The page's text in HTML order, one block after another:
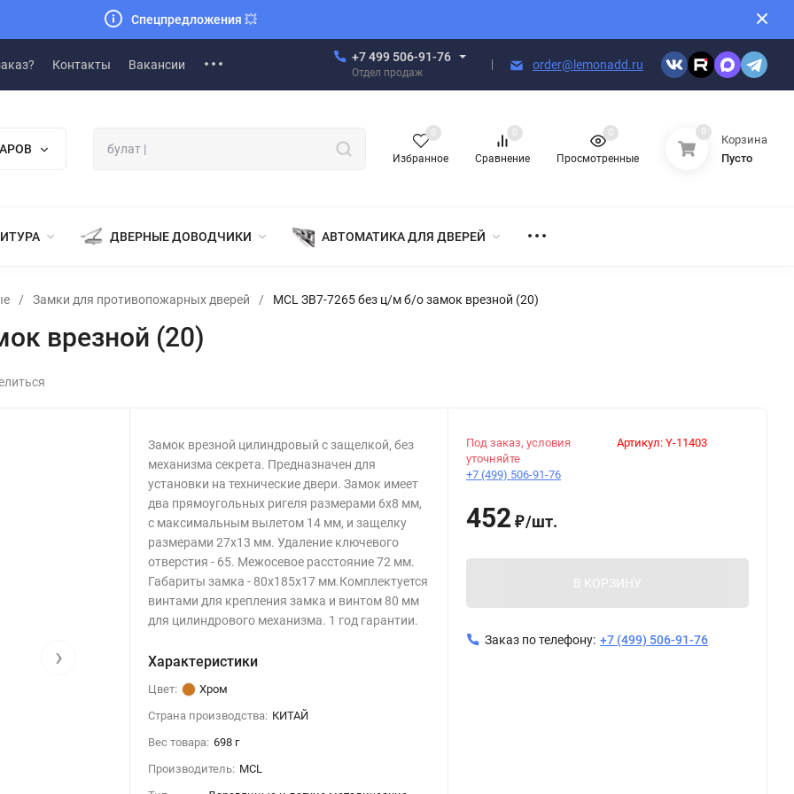
Спецпредложения 💥
Контакты Вакансии
+7 499 506-91-76
Отдел продаж
order@lemonadd.ru
Избранное
0
Сравнение
0
Просмотренные
0 0
Корзина
Пусто
ДВЕРНЫЕ ДОВОДЧИКИ АВТОМАТИКА ДЛЯ ДВЕРЕЙ
/ Замки для противопожарных дверей / MCL ЗВ7-7265 без ц/м б/о замок врезной (20)
врезной (20)
›
Замок врезной цилиндровый с защелкой, без
механизма секрета. Предназначен для
установки на технические двери. Замок имеет
два прямоугольных ригеля размерами 6х8 мм,
с максимальным вылетом 14 мм, и защелку
размерами 27х13 мм. Удаление ключевого
отверстия - 65. Межосевое расстояние 72 мм.
Габариты замка - 80х185х17 мм.Комплектуется
винтами для крепления замка и винтом 80 мм
для цилиндрового механизма. 1 год гарантии.
Характеристики
Цвет:
Хром
Страна производства: КИТАЙ
Вес товара: 698 г
Производитель: MCL
Артикул: Y-11403
Под заказ, условия
уточняйте
+7 (499) 506-91-76
452 ₽/шт.
В КОРЗИНУ
Заказ по телефону: +7 (499) 506-91-76